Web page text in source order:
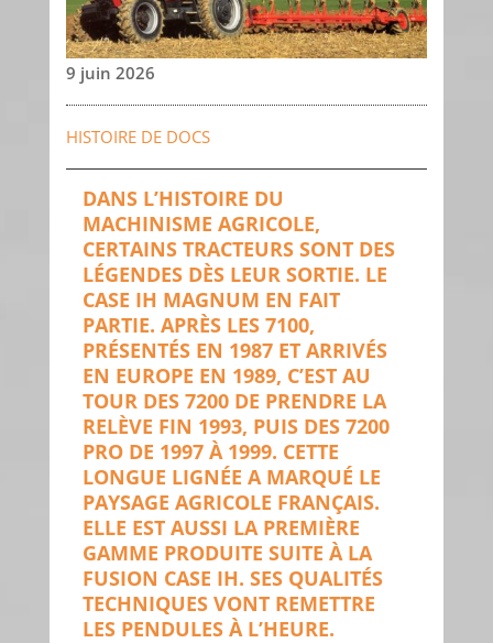
9 juin 2026
HISTOIRE DE DOCS
DANS L’HISTOIRE DU
MACHINISME AGRICOLE,
CERTAINS TRACTEURS SONT DES
LÉGENDES DÈS LEUR SORTIE. LE
CASE IH MAGNUM EN FAIT
PARTIE. APRÈS LES 7100,
PRÉSENTÉS EN 1987 ET ARRIVÉS
EN EUROPE EN 1989, C’EST AU
TOUR DES 7200 DE PRENDRE LA
RELÈVE FIN 1993, PUIS DES 7200
PRO DE 1997 À 1999. CETTE
LONGUE LIGNÉE A MARQUÉ LE
PAYSAGE AGRICOLE FRANÇAIS.
ELLE EST AUSSI LA PREMIÈRE
GAMME PRODUITE SUITE À LA
FUSION CASE IH. SES QUALITÉS
TECHNIQUES VONT REMETTRE
LES PENDULES À L’HEURE.